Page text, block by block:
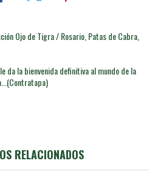
Ojo de Tigra / Rosario, Patas de Cabra,
da la bienvenida definitiva al mundo de la
RELACIONADOS